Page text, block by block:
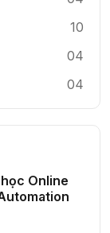
10
04
04
Online